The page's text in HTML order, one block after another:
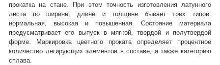
прокатка на стане. При этом точность изготовления латунного
листа по ширине, длине и толщине бывает трёх типов:
нормальная, высокая и повышенная. Состояние материала
предусматривает его выпуск в мягкой, твердой и полутвердой
форме. Маркировка цветного проката определяет процентное
количество легирующих элементов в составе, а также категорию
сплава.